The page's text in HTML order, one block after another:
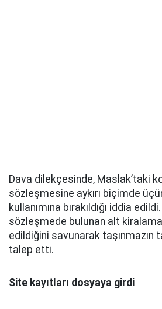
Dava dilekçesinde, Maslak’taki
sözleşmesine aykırı biçimde
kullanımına bırakıldığı iddia
sözleşmede bulunan alt kiralama
edildiğini savunarak taşınmazın
talep etti.
Site kayıtları dosyaya girdi